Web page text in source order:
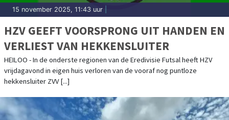
15 november 2025, 11:43 uur
HZV GEEFT VOORSPRONG UIT HANDEN EN
VERLIEST VAN HEKKENSLUITER
HEILOO - In de onderste regionen van de Eredivisie Futsal heeft HZV
vrijdagavond in eigen huis verloren van de vooraf nog puntloze
hekkensluiter ZVV [...]